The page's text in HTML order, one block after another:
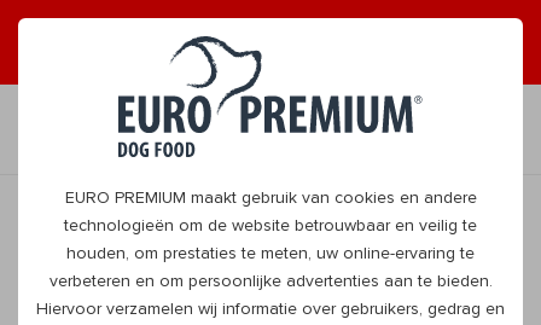
EURO PREMIUM maakt gebruik van cookies en andere
technologieën om de website betrouwbaar en veilig te
houden, om prestaties te meten, uw online-ervaring te
verbeteren en om persoonlijke advertenties aan te bieden.
Hiervoor verzamelen wij informatie over gebruikers, gedrag en
ONTVANG GRAAG TIPS
NL
Wat probeert jouw hond je te
zeggen?